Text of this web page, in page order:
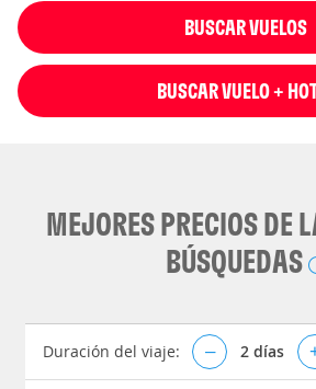
BUSCAR VUELOS
BUSCAR VUELO +
MEJORES PRECIOS DE
BÚSQUEDAS
Duración del viaje: – 2 días